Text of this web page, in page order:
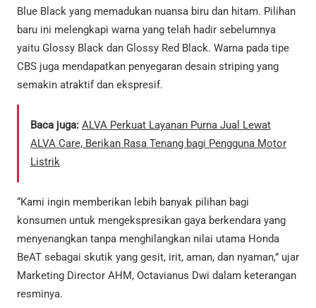
Blue Black yang memadukan nuansa biru dan hitam. Pilihan
baru ini melengkapi warna yang telah hadir sebelumnya
yaitu Glossy Black dan Glossy Red Black. Warna pada tipe
CBS juga mendapatkan penyegaran desain striping yang
semakin atraktif dan ekspresif.
Baca juga: ALVA Perkuat Layanan Purna Jual Lewat
ALVA Care, Berikan Rasa Tenang bagi Pengguna Motor
Listrik
“Kami ingin memberikan lebih banyak pilihan bagi
konsumen untuk mengekspresikan gaya berkendara yang
menyenangkan tanpa menghilangkan nilai utama Honda
BeAT sebagai skutik yang gesit, irit, aman, dan nyaman,” ujar
Marketing Director AHM, Octavianus Dwi dalam keterangan
resminya.